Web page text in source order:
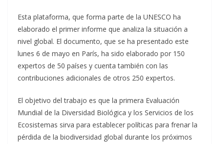
Esta plataforma, que forma parte de la UNESCO ha
elaborado el primer informe que analiza la situación a
nivel global. El documento, que se ha presentado este
lunes 6 de mayo en París, ha sido elaborado por 150
expertos de 50 países y cuenta también con las
contribuciones adicionales de otros 250 expertos.
El objetivo del trabajo es que la primera Evaluación
Mundial de la Diversidad Biológica y los Servicios de los
Ecosistemas sirva para establecer políticas para frenar la
pérdida de la biodiversidad global durante los próximos